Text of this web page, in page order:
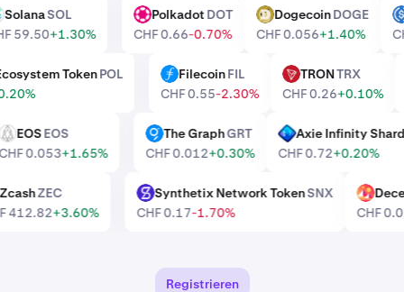
DOT PolkadotDOT
CHF 0.66-0.70%
DOGEDogecoinDOGE
CHF 0.056+1.40%
SOL SolanaSOL
59.50+1.30%
FIL FilecoinFIL
CHF 0.55-2.30%
TRX TRONTRX
CHF 0.26+0.10%
Ecosystem TokenPOL
+0.20%
GRT The GraphGRT
CHF 0.012+0.30%
AXS Axie Infinity
CHF 0.72+0.20%
EOS EOSEOS
CHF 0.053+1.65%
SNX Synthetix Network TokenSNX
CHF 0.17-1.70%
MANA
CHF
ZcashZEC
412.82+3.60%
Registrieren